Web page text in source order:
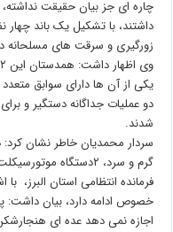
چاره ای جز بیان حقیقت نداشته،
داشتند، با تشکیل یک باند چهار
زورگیری و سرقت های مسلحانه
یکی از آن ها دارای سوابق
دو عملیات جداگانه دستگیر و
شدند.
گرم و سرد، ۲دستگاه موتورسیکلت و تعداد زیادی اموال سرقتی کشف شد.
فرمانده انتظامی استان البرز،
خصوص ادامه دارد، بیان داشت:
اجازه نمی دهد عده ای